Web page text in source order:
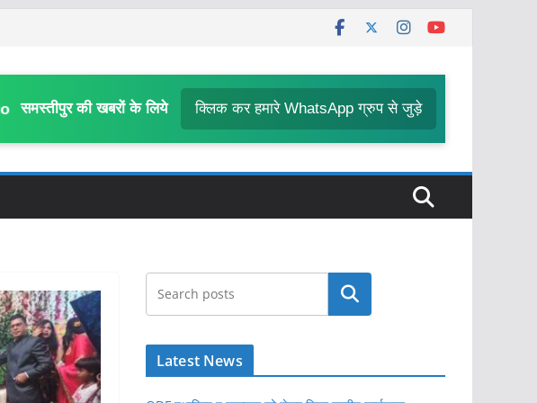
समस्तीपुर की खबरों के लिये क्लिक कर हमारे WhatsApp ग्रुप से जुड़े
खोजें
Latest News